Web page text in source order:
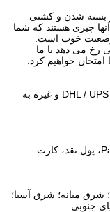
بسته شدن و کشتی
چیزی هستند که شما
وضعیت خوب است.
رخ می دهد با ما
خواهیم کرد.
1. سفارش معمول: با اکسپرس، روش DHL / UPS / FedEx و غیره به
نقدی، وسترن یونیون، انتقال بانک (T / T)، PayPal، پول نقد، کارت
شرق میانه؛ شرق آسیا؛
جنوبی